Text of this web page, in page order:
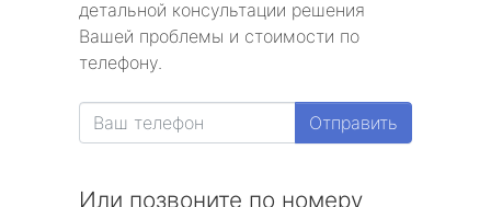
детальной консультации решения
Вашей проблемы и стоимости по
телефону.
Отправить
Или позвоните по номеру